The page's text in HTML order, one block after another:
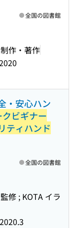
作・著作
全国の図書館
・安心ハン
ビギナー
ティハンド
修 ; KOTA イラ
2020.3
全国の図書館